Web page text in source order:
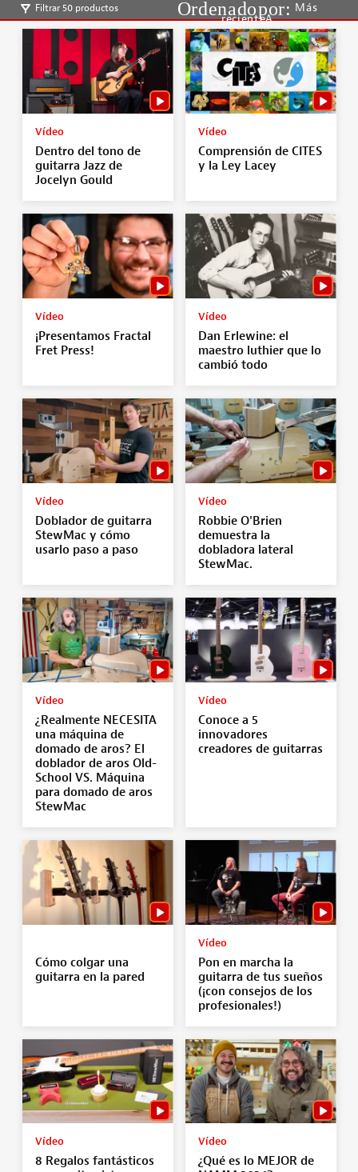
Filtrar 50 productos
Más
recienteA
Vídeo
Dentro del tono de
guitarra Jazz de
Jocelyn Gould
Vídeo
Comprensión de CITES
y la Ley Lacey
Vídeo
¡Presentamos Fractal
Fret Press!
Vídeo
Dan Erlewine: el
maestro luthier que lo
cambió todo
Vídeo
Doblador de guitarra
StewMac y cómo
usarlo paso a paso
Vídeo
Robbie O'Brien
demuestra la
dobladora lateral
StewMac.
Vídeo
¿Realmente NECESITA
una máquina de
domado de aros? El
doblador de aros Old-
School VS. Máquina
para domado de aros
StewMac
Vídeo
Conoce a 5
innovadores
creadores de guitarras
Cómo colgar una
guitarra en la pared
Vídeo
Pon en marcha la
guitarra de tus sueños
(¡con consejos de los
profesionales!)
Vídeo
8 Regalos fantásticos
Vídeo
¿Qué es lo MEJOR de